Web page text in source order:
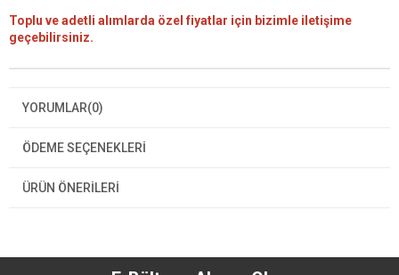
Toplu ve adetli alımlarda özel fiyatlar için bizimle iletişime
geçebilirsiniz.
YORUMLAR(0)
ÖDEME SEÇENEKLERI
ÜRÜN ÖNERILERI